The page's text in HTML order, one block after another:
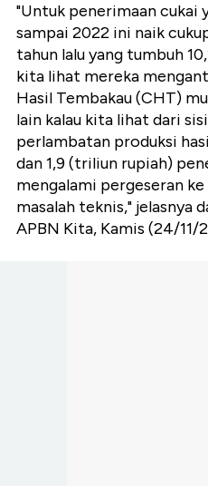
"Untuk penerimaan cukai
sampai 2022 ini naik
tahun lalu yang tumbuh
kita lihat mereka
Hasil Tembakau (CHT)
lain kalau kita lihat dari
perlambatan produksi
dan 1,9 (triliun rupiah)
mengalami pergeseran
masalah teknis," jelasnya
APBN Kita, Kamis (24/11/